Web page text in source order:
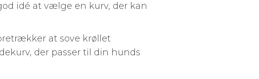
idé at vælge en kurv, der kan
at sove krøllet
der passer til din hunds